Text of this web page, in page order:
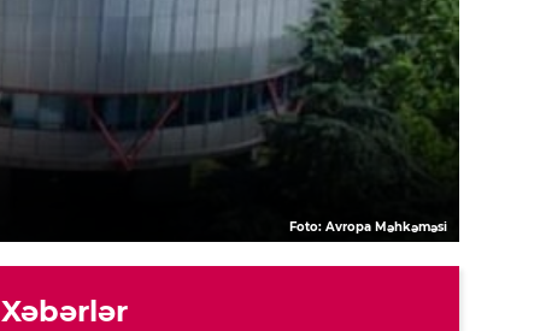
Foto: Avropa Məhkəməsi
Xəbərlər